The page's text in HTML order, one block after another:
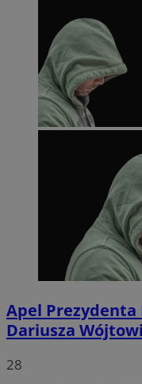
Apel Prezydenta
Dariusza
28